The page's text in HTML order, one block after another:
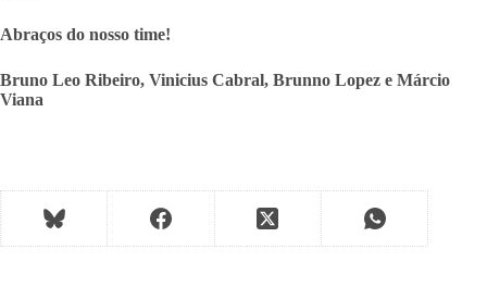
Abraços do nosso time!
Bruno Leo Ribeiro, Vinicius Cabral, Brunno Lopez e Márcio
Viana